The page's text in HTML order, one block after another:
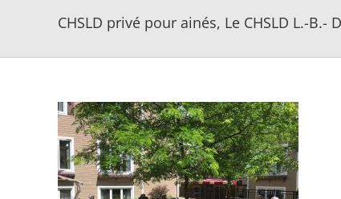
CHSLD privé pour ainés, Le CHSLD L.-